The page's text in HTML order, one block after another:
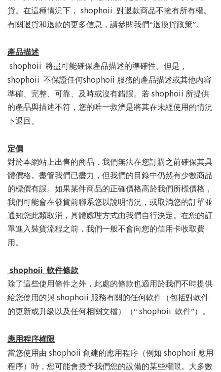
貨。在這種情況下，
shophoii 對退款商品不擁有所有權。
有關退貨和退款的更多信息，請參閱我們“退換貨政策”。
產品描述
shophoii 將盡可能確保產品描述的準確性。但是，
shophoii 不保證任何shophoii 服務的產品描述或其他內容
準確、完整、可靠、及時或沒有錯誤。若 shophoii 所提供
的產品與描述不符，您的唯一救濟是將其在未經使用的情況
下退回。
定價
對於本網站上出售的商品，我們無法在您訂購之前確保其具
體價格。盡管我們已盡力，但我們的目錄中仍然有少數商品
的標價有誤。如果某件商品的正確價格高於我們所標價格，
我們可能會在發貨前聯系您以說明情況，或取消您的訂單並
通知您此類取消，具體處理方式由我們自行決定。在您的訂
單進入裝貨流程之前，我們一般不會向您的信用卡收取費
用。
shophoii 軟件條款
除了這些使用條件之外，此處的條款也適用於我們不時提供
給您使用的與 shophoii 服務有關的任何軟件（包括對軟件
的更新或升級以及任何相關文檔）（“ shophoii 軟件”）。
應用程序權限
當您使用由 shophoii 創建的應用程序（例如 shophoii 應用
程序）時，您可能會授予我們您的設備的某些權限。大多數